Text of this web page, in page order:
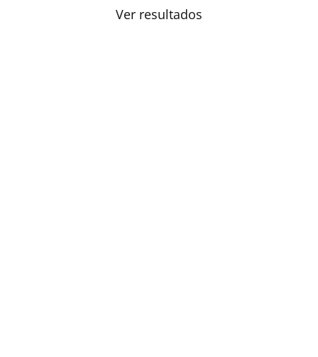
Ver resultados